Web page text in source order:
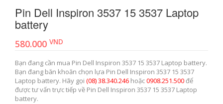
Pin Dell Inspiron 3537 15 3537 Laptop
battery
580.000 VND
Bạn đang cần mua Pin Dell Inspiron 3537 15 3537 Laptop battery.
Bạn đang băn khoăn chọn lựa Pin Dell Inspiron 3537 15 3537
Laptop battery. Hãy gọi (08) 38.340.246 hoặc0908.251.500để
được tư vấn trực tiếp về Pin Dell Inspiron 3537 15 3537 Laptop
battery.